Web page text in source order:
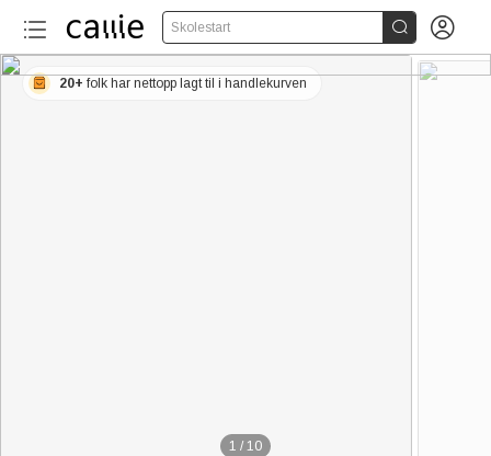
Skolestart  
1 / 10
20+ folk har nettopp lagt til i handlekurven